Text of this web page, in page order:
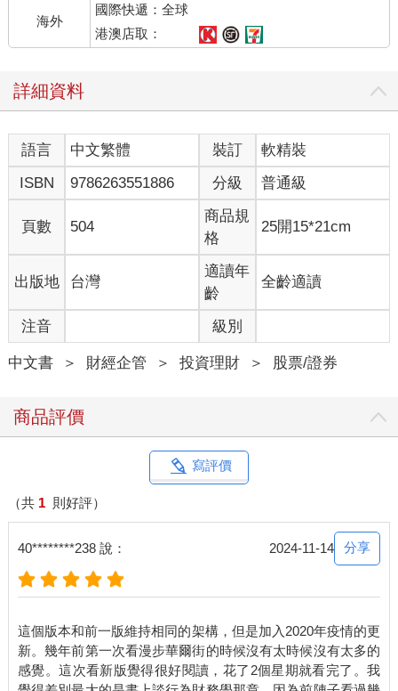
海外
國際快遞：全球
港澳店取：
詳細資料
語言 中文繁體 裝訂
軟精裝
ISBN
9786263551886 分級 普通級
頁數 504
商品規
格
25開15*21cm
出版地 台灣
適讀年
齡
全齡適讀
注音 級別
中文書 ＞ 財經企管 ＞ 投資理財 ＞ 股票/證券
商品評價
寫評價
（共 1 則好評）
40********238 說： 2024-11-14 分享
這個版本和前一版維持相同的架構，但是加入2020年疫情的更
新。幾年前第一次看漫步華爾街的時候沒有太時候沒有太多的
感覺。這次看新版覺得很好閱讀，花了2個星期就看完了。我